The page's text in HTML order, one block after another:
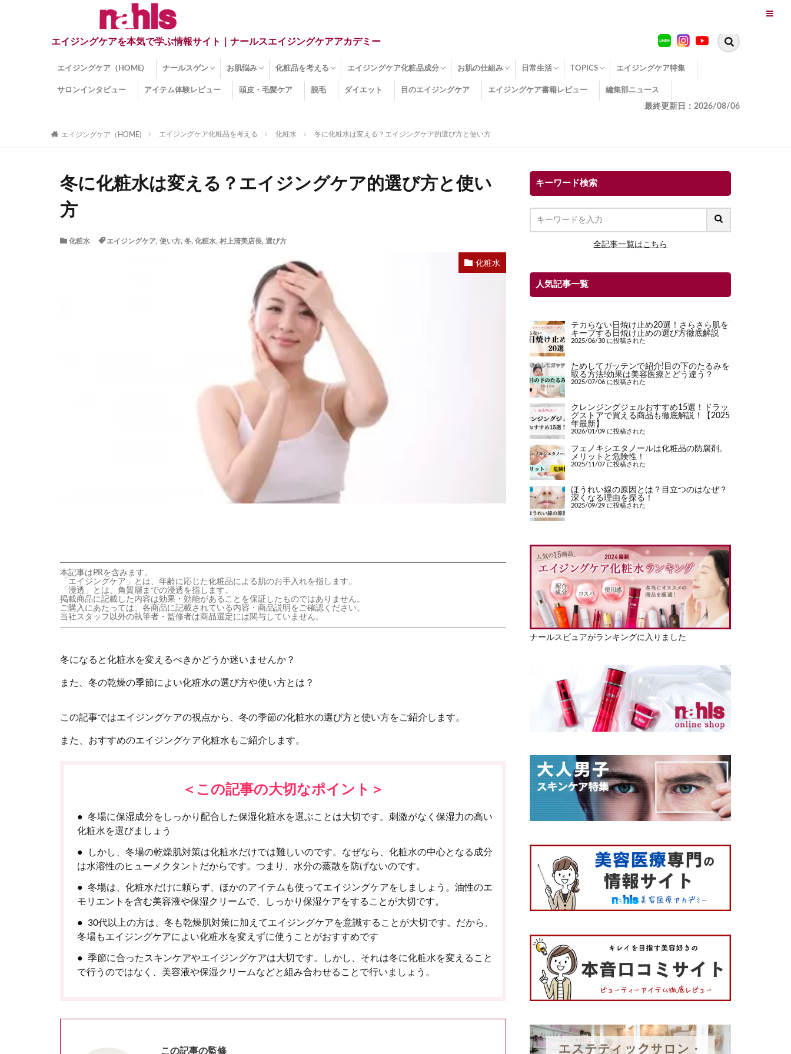
エイジングケアを本気で学ぶ情報サイト｜ナールスエイジングケアアカデミー
エイジングケア（HOME) ナールスゲン
ナールスゲンとは？
ナールスゲン関連成分
お肌悩み
インナードライ肌
くすみ
目の下のクマ
しみ
しわ
顔・頭皮のたるみ
ほうれい線
毛穴
手荒れ
乾燥肌
敏感肌
紫外線ダメージ
薄毛
その他のお肌悩み
化粧品を考える
エイジングケア化粧品
化粧水
美容液
保湿クリーム
酵素洗顔
ハンドクリーム
フェイスマスク
ほうれい線化粧品
コラーゲン化粧品
メイク化粧品
洗顔・クレンジング
オールインワン化粧品
その他の化粧品
エイジングケア化粧品成分
エイジングケア化粧品(成分)
セラミド
ネオダーミル
プロテオグリカン
ビタミンC誘導体
コラーゲン
その他の化粧品成分
お肌の仕組み
エイジング
ターンオーバー
皮下組織
表皮
真皮
表皮常在菌
女性ホルモン
その他
日常生活
糖化
便秘
TOPICS
エイジングケア TOPICS
コラーゲンサプリの効果
エイジングケアクイズ
季節別のエイジングケア
幸福とエイジングケア
温活でアンチエイジング
イオン導入
エイジングケア3つのポイント
エイジングケアセミナー
エイジングケアトピックス
動画でみるエイジングケア
エイジングケア特集
サロンインタビュー アイテム体験レビュー 頭皮・毛髪ケア 脱毛 ダイエット 目のエイジングケア エイジングケア書籍レビュー 編集部ニュース
最終更新日：2026/08/06
エイジングケア（HOME) エイジングケア化粧品を考える 化粧水 冬に化粧水は変える？エイジングケア的選び方と使い方
冬に化粧水は変える？エイジングケア的選び方と使い
方
化粧水 エイジングケア, 使い方, 冬, 化粧水, 村上清美店長, 選び方
化粧水
本記事はPRを含みます。
「エイジングケア」とは、年齢に応じた化粧品による肌のお手入れを指します。
「浸透」とは、角質層までの浸透を指します。
掲載商品に記載した内容は効果・効能があることを保証したものではありません。
ご購入にあたっては、各商品に記載されている内容・商品説明をご確認ください。
当社スタッフ以外の執筆者・監修者は商品選定には関与していません。
冬になると化粧水を変えるべきかどうか迷いませんか？
また、冬の乾燥の季節によい化粧水の選び方や使い方とは？
この記事ではエイジングケアの視点から、冬の季節の化粧水の選び方と使い方をご紹介します。
また、おすすめのエイジングケア化粧水もご紹介します。
＜この記事の大切なポイント＞
冬場に保湿成分をしっかり配合した保湿化粧水を選ぶことは大切です。刺激がなく保湿力の高い
化粧水を選びましょう
しかし、冬場の乾燥肌対策は化粧水だけでは難しいのです。なぜなら、化粧水の中心となる成分
は水溶性のヒューメクタントだからです。つまり、水分の蒸散を防げないのです。
冬場は、化粧水だけに頼らず、ほかのアイテムも使ってエイジングケアをしましょう。油性のエ
モリエントを含む美容液や保湿クリームで、しっかり保湿ケアをすることが大切です。
30代以上の方は、冬も乾燥肌対策に加えてエイジングケアを意識することが大切です。だから、
冬場もエイジングケアによい化粧水を変えずに使うことがおすすめです
季節に合ったスキンケアやエイジングケアは大切です。しかし、それは冬に化粧水を変えること
で行うのではなく、美容液や保湿クリームなどと組み合わせることで行いましょう。
この記事の監修
キーワード検索
全記事一覧はこちら
人気記事一覧
テカらない日焼け止め20選！さらさら肌を
キープする日焼け止めの選び方徹底解説
2025/06/30 に投稿された
ためしてガッテンで紹介!目の下のたるみを
取る方法!効果は美容医療とどう違う？
2025/07/06 に投稿された
クレンジングジェルおすすめ15選！ドラッ
グストアで買える商品も徹底解説！【2025
年最新】
2026/01/09 に投稿された
フェノキシエタノールは化粧品の防腐剤。
メリットと危険性！
2025/11/07 に投稿された
ほうれい線の原因とは？目立つのはなぜ？
深くなる理由を探る！
2025/09/29 に投稿された
ナールスピュアがランキングに入りました